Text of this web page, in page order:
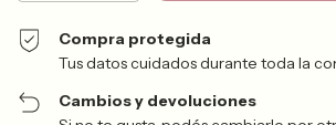
Compra protegida
Tus datos cuidados durante toda la
Cambios y devoluciones